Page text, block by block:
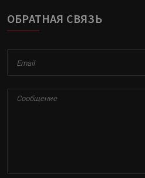
ОБРАТНАЯ СВЯЗЬ